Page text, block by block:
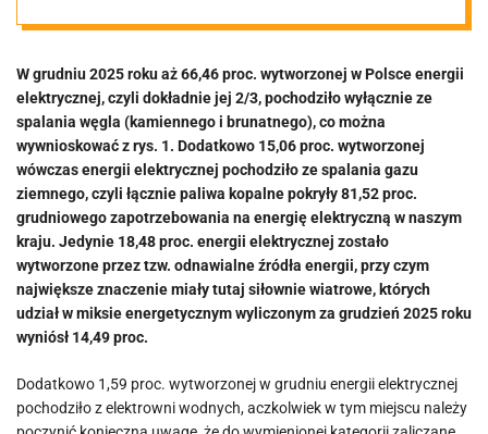
sąsiadów
uratuje nas w
zimie przed
wielką
katastrofą?
W grudniu 2025 roku aż 66,46 proc. wytworzonej w Polsce energii
elektrycznej, czyli dokładnie jej 2/3, pochodziło wyłącznie ze
spalania węgla (kamiennego i brunatnego), co można
wywnioskować z rys. 1. Dodatkowo 15,06 proc. wytworzonej
wówczas energii elektrycznej pochodziło ze spalania gazu
ziemnego, czyli łącznie paliwa kopalne pokryły 81,52 proc.
grudniowego zapotrzebowania na energię elektryczną w naszym
kraju. Jedynie 18,48 proc. energii elektrycznej zostało
wytworzone przez tzw. odnawialne źródła energii, przy czym
największe znaczenie miały tutaj siłownie wiatrowe, których
udział w miksie energetycznym wyliczonym za grudzień 2025 roku
wyniósł 14,49 proc.
Dodatkowo 1,59 proc. wytworzonej w grudniu energii elektrycznej
pochodziło z elektrowni wodnych, aczkolwiek w tym miejscu należy